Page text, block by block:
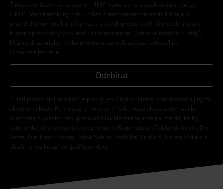
Tímto souhlasím se zasíláním EMP Newslettru a souhlasím s tím, že
E.M.P. Merchandising mbH může zpracovávat mé osobní údaje a
pravidelně mi posílat informace o svých produktech. Mé osobní údaje
budou zpracovány v souladu s ustanoveními
Ochrana osobních údajů
Můj souhlas mohu kdykoliv odvolat na odhlašovací odkaz/link.
Unsubscribe here
Odebírat
*Platí pouze online a kód je platný jen 4 týdny. Nelze kombinovat s jinými
slevovými kódy. Po vložení a potvrzení kódu bude sleva automaticky
odečtena z vašeho nákupního košíku. Nevztahuje se na média, knihy,
vstupenky, dárkové poukazy, produkty: Rammstein, (Till) Lindemann, Die
Ärzte, Die Toten Hosen, Feine Sahne Fischfilet, Broilers, Böhse Onkelz a
zboží, jehož koupí podpoříte nadaci.